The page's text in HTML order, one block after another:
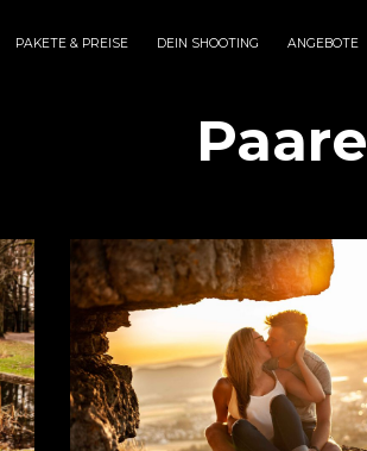
PAKETE & PREISE DEIN SHOOTING ANGEBOTE
Paare